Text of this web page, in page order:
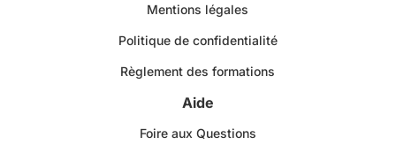
Mentions légales
Politique de confidentialité
Règlement des formations
Aide
Foire aux Questions